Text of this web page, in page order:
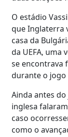
O estádio
que Inglaterra
casa da
da UEFA, uma
se encontrava
durante o jogo
Ainda antes
inglesa
caso
como o